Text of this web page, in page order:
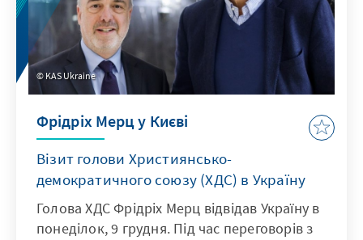
KAS Ukraine
Фрідріх Мерц у Києві
Візит голови Християнсько-
демократичного союзу (ХДС) в Україну
Голова ХДС Фрідріх Мерц відвідав Україну в
понеділок, 9 грудня. Під час переговорів з